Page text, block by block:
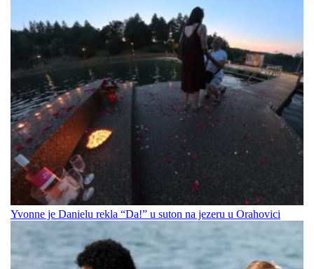
Yvonne je Danielu rekla “Da!” u suton na jezeru u Orahovici